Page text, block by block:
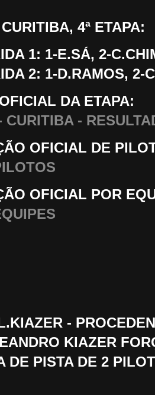
4ª ETAPA:
1: 1-E.SÁ, 2-
2: 1-D.RAMOS, 2-
DA ETAPA:
CURITIBA -
OFICIAL DE
OFICIAL POR
-
KIAZER
DE PISTA DE 2